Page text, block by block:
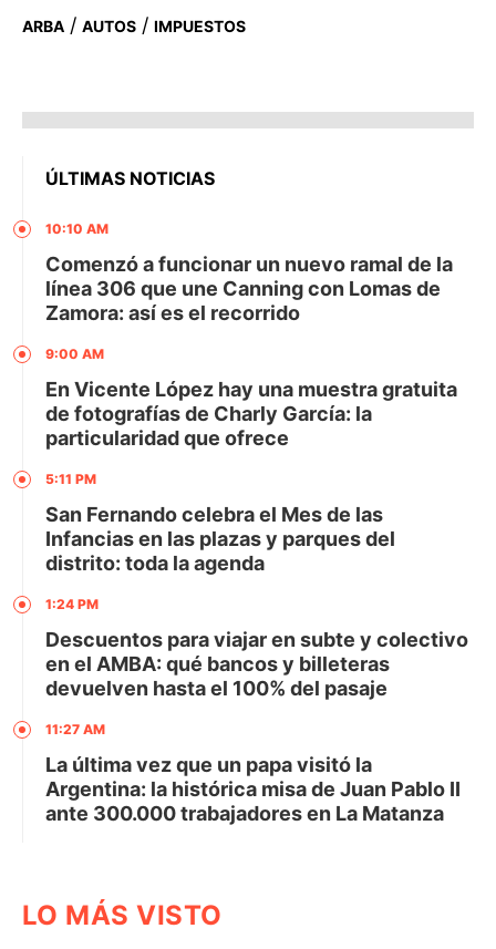
ARBA / AUTOS / IMPUESTOS
ÚLTIMAS NOTICIAS
10:10 AM
Comenzó a funcionar un nuevo ramal de la
línea 306 que une Canning con Lomas de
Zamora: así es el recorrido
9:00 AM
En Vicente López hay una muestra gratuita
de fotografías de Charly García: la
particularidad que ofrece
5:11 PM
San Fernando celebra el Mes de las
Infancias en las plazas y parques del
distrito: toda la agenda
1:24 PM
Descuentos para viajar en subte y colectivo
en el AMBA: qué bancos y billeteras
devuelven hasta el 100% del pasaje
11:27 AM
La última vez que un papa visitó la
Argentina: la histórica misa de Juan Pablo II
ante 300.000 trabajadores en La Matanza
LO MÁS VISTO